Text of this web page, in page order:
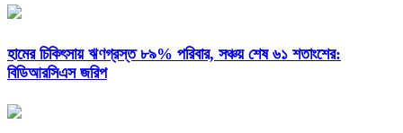
হামের চিকিৎসায় ঋণগ্রস্ত ৮৯% পরিবার, সঞ্চয় শেষ ৬১ শতাংশের:
বিডিআরসিএস জরিপ